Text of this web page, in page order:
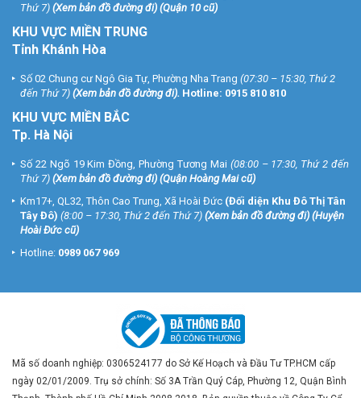
Thứ 7) (Xem bản đồ đường đi) (Quận 10 cũ)
KHU VỰC MIỀN TRUNG
Tỉnh Khánh Hòa
Số 02 Chung cư Ngô Gia Tự, Phường Nha Trang (07:30 – 15:30, Thứ 2
đến Thứ 7) (Xem bản đồ đường đi). Hotline: 0915 810 810
KHU VỰC MIỀN BẮC
Tp. Hà Nội
Số 22 Ngõ 19 Kim Đồng, Phường Tương Mai (08:00 – 17:30, Thứ 2 đến
Thứ 7) (Xem bản đồ đường đi) (Quận Hoàng Mai cũ)
Km17+, QL32, Thôn Cao Trung, Xã Hoài Đức (Đối diện Khu Đô Thị Tân
Tây Đô) (8:00 – 17:30, Thứ 2 đến Thứ 7) (Xem bản đồ đường đi) (Huyện
Hoài Đức cũ)
Hotline: 0989 067 969
Mã số doanh nghiệp: 0306524177 do Sở Kế Hoạch và Đầu Tư TP.HCM cấp
ngày 02/01/2009. Trụ sở chính: Số 3A Trần Quý Cáp, Phường 12, Quận Bình